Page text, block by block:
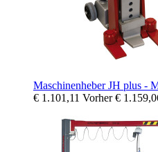
Maschinenheber JH plus -
€ 1.101,11 Vorher€